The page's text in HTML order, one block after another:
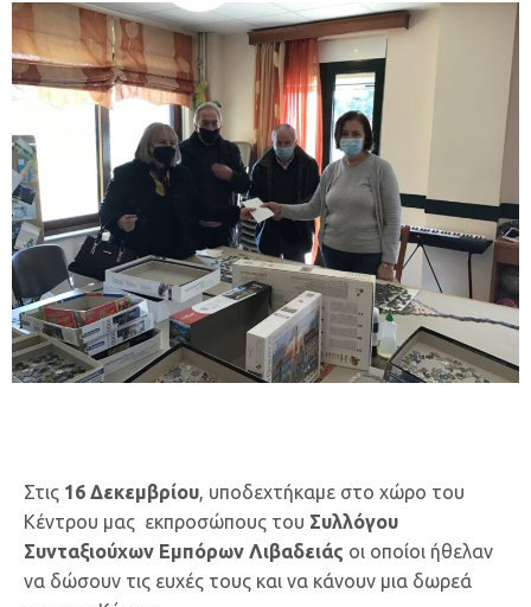
Στις 16 Δεκεμβρίου, υποδεχτήκαμε στο χώρο του
Κέντρου μας εκπροσώπους του Συλλόγου
Συνταξιούχων Εμπόρων Λιβαδειάς οι οποίοι ήθελαν
να δώσουν τις ευχές τους και να κάνουν μια δωρεά